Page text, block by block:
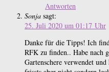
Antworten
Sonja sagt:
25. Juli 2020 um 01:17 Uhr
Danke für die Tipps! Ich
RFK zu finden.. Habe nach
Gartenschere verwendet